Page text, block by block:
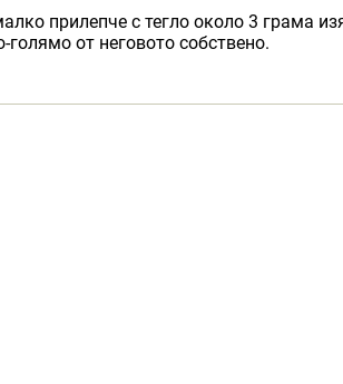
прилепче с тегло около 3 грама
голямо от неговото собствено.